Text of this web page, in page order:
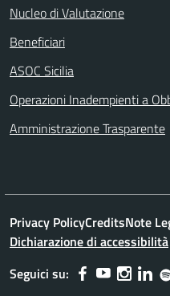
Nucleo di Valutazione
Beneficiari
ASOC Sicilia
Operazioni Inadempienti a
Amministrazione Trasparente
Privacy PolicyCreditsNote
Dichiarazione di accessibilità
Seguici su: